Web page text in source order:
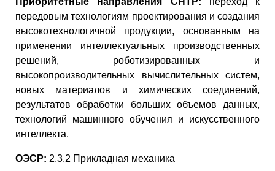
передовым технологиям проектирования и создания
высокотехнологичной продукции, основанным на
применении интеллектуальных производственных
решений, роботизированных и
высокопроизводительных вычислительных систем,
новых материалов и химических соединений,
результатов обработки больших объемов данных,
технологий машинного обучения и искусственного
интеллекта.
ОЭСР: 2.3.2 Прикладная механика